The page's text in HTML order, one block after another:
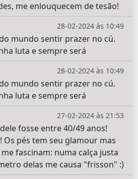
me enlouquecem de tesão!
28-02-2024 às 10:49
mundo sentir prazer no cú.
luta e sempre será
28-02-2024 às 10:49
mundo sentir prazer no cú.
luta e sempre será
27-02-2024 às 21:53
fosse entre 40/49 anos!
Os pés tem seu glamour mas
fascinam: numa calça justa
delas me causa "frisson" :)